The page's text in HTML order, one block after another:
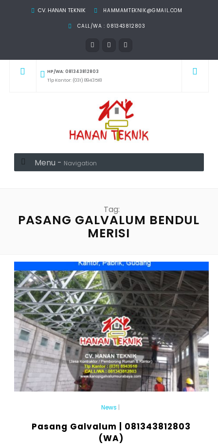
CV. HANAN TEKNIK HAMMAMTEKNIK@GMAIL.COM
CALL/WA : 081343812803
HP/WA: 081343812803
Tlp Kantor: (031) 8943518
Menu - Navigation
Tag:
PASANG GALVALUM BENDUL
MERISI
News |
Pasang Galvalum | 081343812803
(WA)